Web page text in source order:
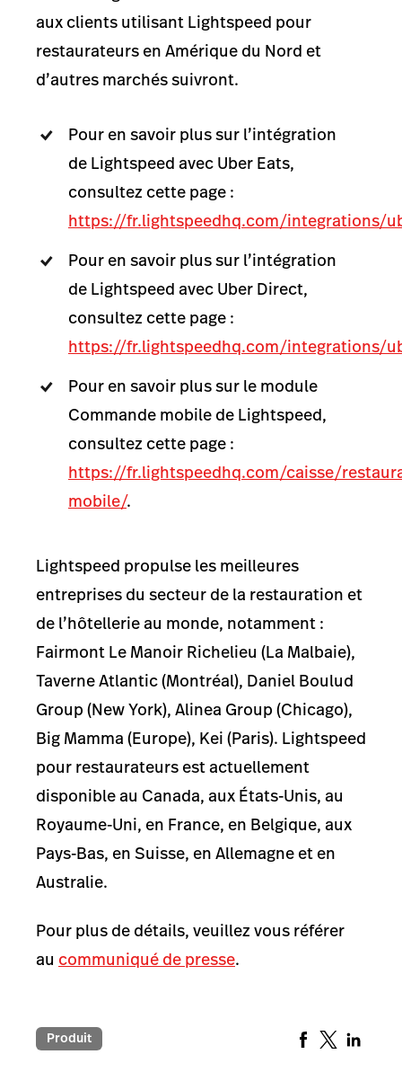
aux clients utilisant Lightspeed pour
restaurateurs en Amérique du Nord et
d’autres marchés suivront.
Pour en savoir plus sur l’intégration
de Lightspeed avec Uber Eats,
consultez cette page :
https://fr.lightspeedhq.com/integrations/
Pour en savoir plus sur l’intégration
de Lightspeed avec Uber Direct,
consultez cette page :
https://fr.lightspeedhq.com/integrations/
Pour en savoir plus sur le module
Commande mobile de Lightspeed,
consultez cette page :
https://fr.lightspeedhq.com/caisse/
mobile/.
Lightspeed propulse les meilleures
entreprises du secteur de la restauration et
de l’hôtellerie au monde, notamment :
Fairmont Le Manoir Richelieu (La Malbaie),
Taverne Atlantic (Montréal), Daniel Boulud
Group (New York), Alinea Group (Chicago),
Big Mamma (Europe), Kei (Paris). Lightspeed
pour restaurateurs est actuellement
disponible au Canada, aux États-Unis, au
Royaume-Uni, en France, en Belgique, aux
Pays-Bas, en Suisse, en Allemagne et en
Australie.
Pour plus de détails, veuillez vous référer
au communiqué de presse.
Produit